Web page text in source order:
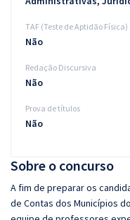
Sobre o concurso
A fim de preparar os
de Contas dos Municípios
TAF (Teste de Aptidão Física)
Não
Redação Discursiva
Não
Prova de títulos
Não